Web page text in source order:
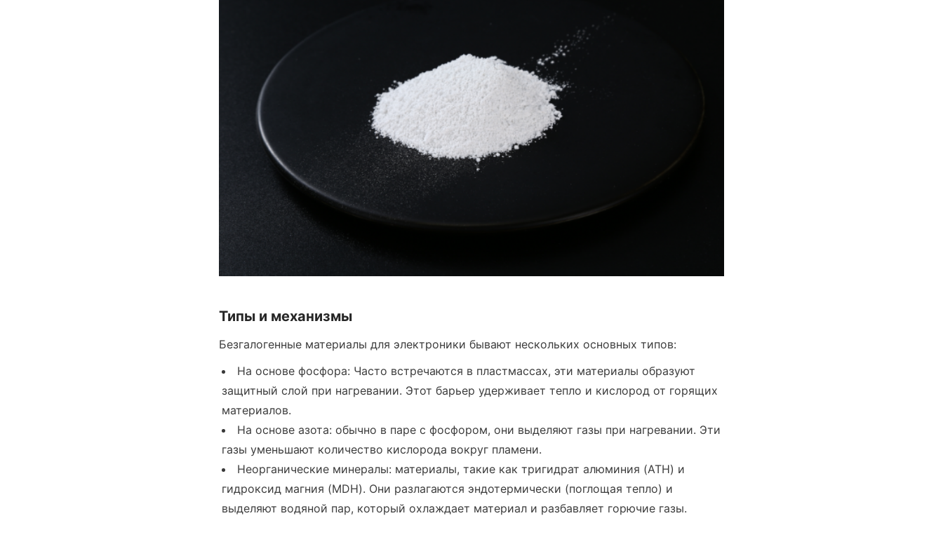
Типы и механизмы
Безгалогенные материалы для электроники бывают нескольких основных типов:
На основе фосфора: Часто встречаются в пластмассах, эти материалы образуют
защитный слой при нагревании. Этот барьер удерживает тепло и кислород от горящих
материалов.
На основе азота: обычно в паре с фосфором, они выделяют газы при нагревании. Эти
газы уменьшают количество кислорода вокруг пламени.
Неорганические минералы: материалы, такие как тригидрат алюминия (ATH) и
гидроксид магния (MDH). Они разлагаются эндотермически (поглощая тепло) и
выделяют водяной пар, который охлаждает материал и разбавляет горючие газы.